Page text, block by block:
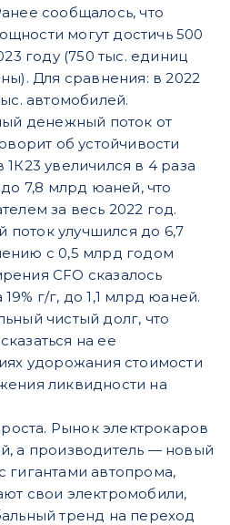
сообщалось, что
могут достичь 500
году (750 тыс. единиц
Для сравнения: в 2022
автомобилей.
денежный поток от
об устойчивости
увеличился в 4 раза
7,8 млрд юаней, что
за весь 2022 год.
улучшился до 6,7
с 0,5 млрд годом
CFO сказалось
г/г, до 1,1 млрд юаней.
чистый долг, что
на ее
удорожания стоимости
ликвидности на
Рынок электрокаров
а производитель — новый
гигантами автопрома,
свои электромобили,
тренд на переход